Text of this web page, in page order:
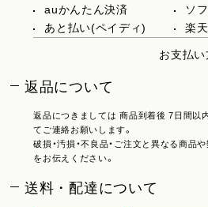
auかんたん決済
ソ
あと払い(ペイディ)
楽
お支払
返品について
返品につきましては 商品到着後 7日間以
てご連絡お願いします。
破損・汚損・不良品・ご注文と異なる商品
をお伝えください。
送料・配達について